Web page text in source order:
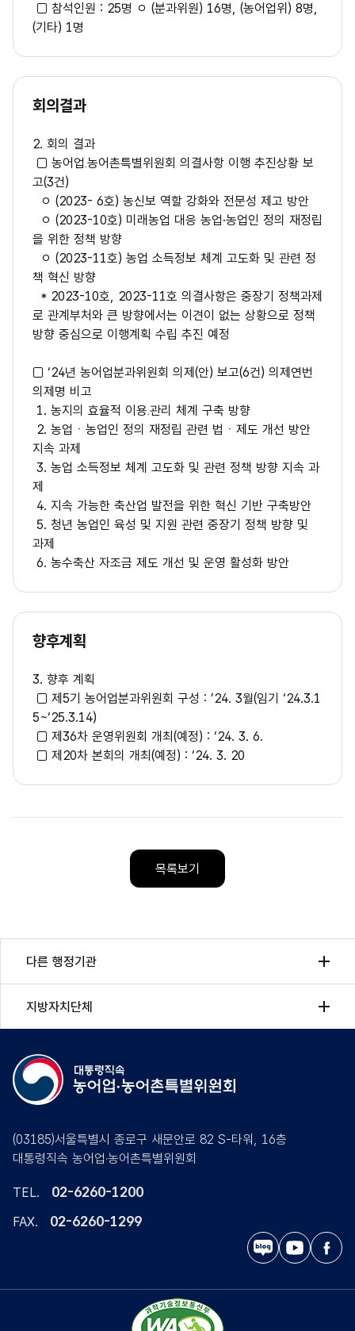
□ 참석인원 : 25명 ㅇ (분과위원) 16명, (농어업위) 8명,
(기타) 1명
회의결과
2. 회의 결과
□ 농어업․농어촌특별위원회 의결사항 이행 추진상황 보
고(3건)
ㅇ (2023- 6호) 농신보 역할 강화와 전문성 제고 방안
ㅇ (2023-10호) 미래농업 대응 농업·농업인 정의 재정립
을 위한 정책 방향
ㅇ (2023-11호) 농업 소득정보 체계 고도화 및 관련 정
책 혁신 방향
* 2023-10호, 2023-11호 의결사항은 중장기 정책과제
로 관계부처와 큰 방향에서는 이견이 없는 상황으로 정책
방향 중심으로 이행계획 수립 추진 예정
□ ‘24년 농어업분과위원회 의제(안) 보고(6건) 의제연번
의제명 비고
1. 농지의 효율적 이용․관리 체계 구축 방향
2. 농업ㆍ농업인 정의 재정립 관련 법ㆍ제도 개선 방안
지속 과제
3. 농업 소득정보 체계 고도화 및 관련 정책 방향 지속 과
제
4. 지속 가능한 축산업 발전을 위한 혁신 기반 구축방안
5. 청년 농업인 육성 및 지원 관련 중장기 정책 방향 및
과제
6. 농수축산 자조금 제도 개선 및 운영 활성화 방안
향후계획
3. 향후 계획
□ 제5기 농어업분과위원회 구성 : ’24. 3월(임기 ‘24.3.1
5~‘25.3.14)
□ 제36차 운영위원회 개최(예정) : ‘24. 3. 6.
□ 제20차 본회의 개최(예정) : ‘24. 3. 20
목록보기
다른 행정기관
지방자치단체
(03185)서울특별시 종로구 새문안로 82 S-타워, 16층
대통령직속 농어업·농어촌특별위원회
TEL. 02-6260-1200
FAX. 02-6260-1299
블
로
유
튜
페
이